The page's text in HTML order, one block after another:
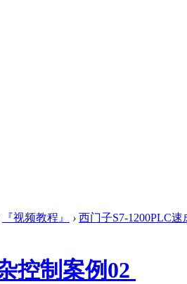
『视频教程』 › 西门子S7-1200PLC
控制案例02